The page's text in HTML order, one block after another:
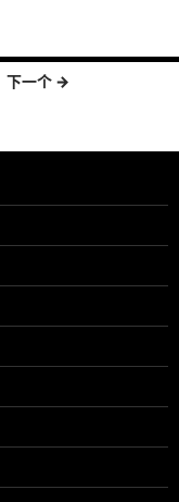
下一个 →